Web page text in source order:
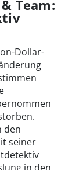
Team:
Dollar-
den
seiner